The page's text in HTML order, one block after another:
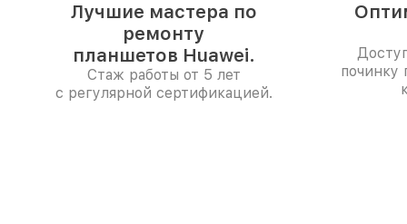
Лучшие мастера по
ремонту
планшетов Huawei.
Стаж работы от 5 лет
с регулярной сертификацией.
починку